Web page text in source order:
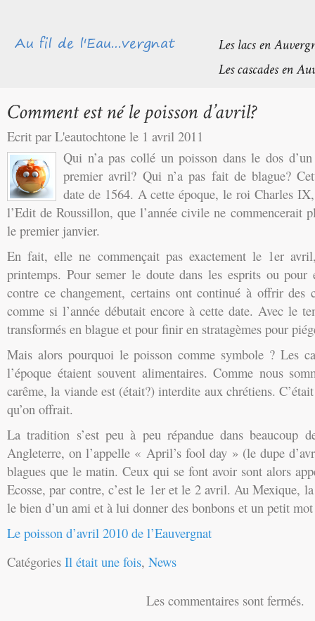
Ecrit par L'eautochtone le 1 avril 2011
Qui n’a pas collé un poisson dans le dos
premier avril? Qui n’a pas fait de blague?
date de 1564. A cette époque, le roi Charles
l’Edit de Roussillon, que l’année civile ne commencerait
le premier janvier.
En fait, elle ne commençait pas exactement le 1er
printemps. Pour semer le doute dans les esprits ou pour
contre ce changement, certains ont continué à offrir des
comme si l’année débutait encore à cette date. Avec le
transformés en blague et pour finir en stratagèmes pour
Mais alors pourquoi le poisson comme symbole ? Les
l’époque étaient souvent alimentaires. Comme nous
carême, la viande est (était?) interdite aux chrétiens.
qu’on offrait.
La tradition s’est peu à peu répandue dans beaucoup
Angleterre, on l’appelle « April’s fool day » (le dupe
blagues que le matin. Ceux qui se font avoir sont alors
Ecosse, par contre, c’est le 1er et le 2 avril. Au Mexique,
le bien d’un ami et à lui donner des bonbons et un petit
Le poisson d’avril 2010 de l’Eauvergnat
Catégories Il était une fois, News
Les commentaires sont fermés.